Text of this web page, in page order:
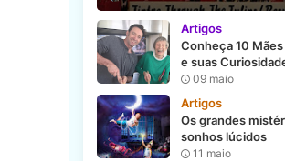
Artigos
Conheça 10
e suas
09 maio
Artigos
Os grandes
sonhos lúcidos
11 maio